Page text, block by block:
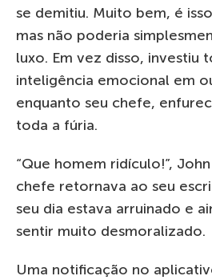
se demitiu. Muito bem, é
mas não poderia
luxo. Em vez disso, investiu
inteligência emocional em
enquanto seu chefe,
toda a fúria.
“Que homem ridículo!”,
chefe retornava ao seu
seu dia estava arruinado e
sentir muito desmoralizado.
Uma notificação no